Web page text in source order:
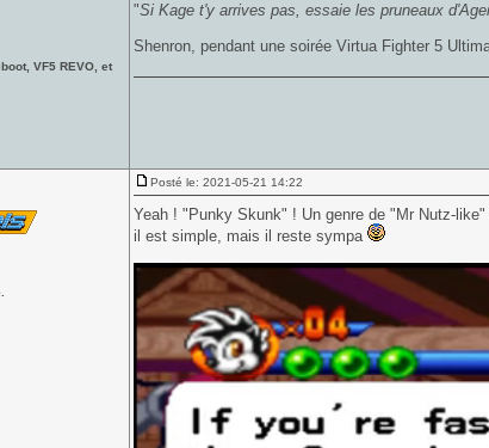
VF5 REVO, et
"Si Kage t'y arrives pas, essaie les pruneaux
Shenron, pendant une soirée Virtua Fighter 5
Posté le: 2021-05-21 14:22
Yeah ! "Punky Skunk" ! Un genre de "Mr Nutz-
il est simple, mais il reste sympa